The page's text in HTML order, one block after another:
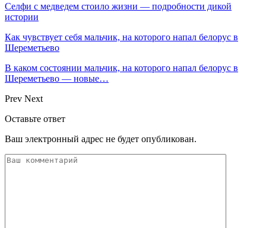
Селфи с медведем стоило жизни — подробности дикой
истории
Как чувствует себя мальчик, на которого напал белорус в
Шереметьево
В каком состоянии мальчик, на которого напал белорус в
Шереметьево — новые…
Prev Next
Оставьте ответ
Ваш электронный адрес не будет опубликован.